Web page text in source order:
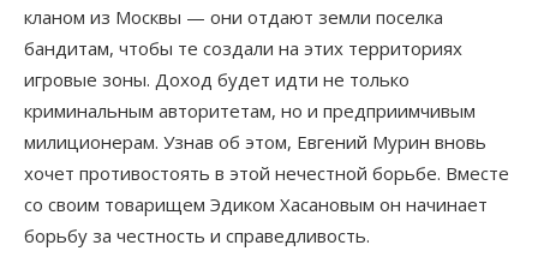
кланом из Москвы — они отдают земли поселка
бандитам, чтобы те создали на этих территориях
игровые зоны. Доход будет идти не только
криминальным авторитетам, но и предприимчивым
милиционерам. Узнав об этом, Евгений Мурин вновь
хочет противостоять в этой нечестной борьбе. Вместе
со своим товарищем Эдиком Хасановым он начинает
борьбу за честность и справедливость.